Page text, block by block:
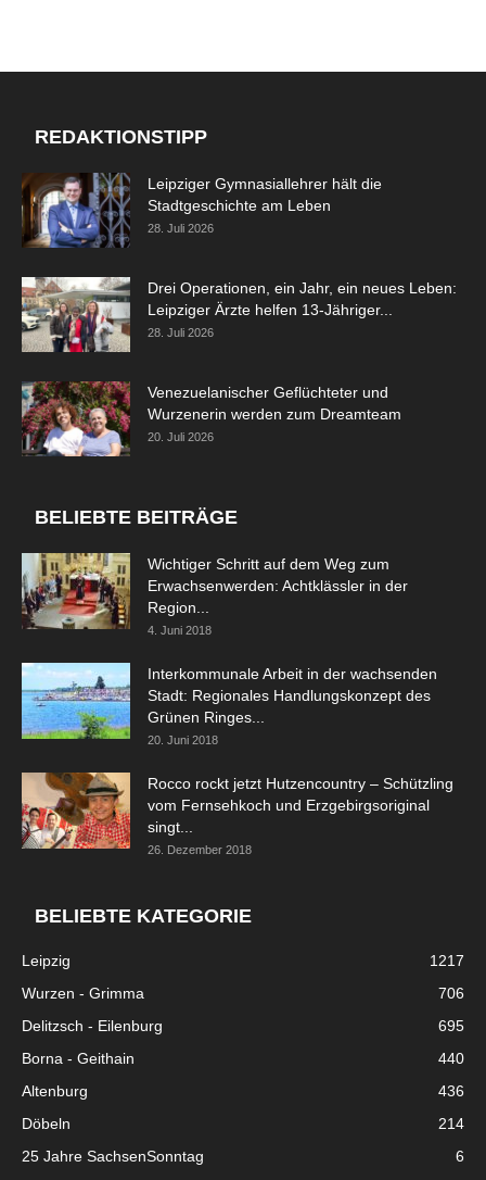
REDAKTIONSTIPP
Leipziger Gymnasiallehrer hält die
Stadtgeschichte am Leben
28. Juli 2026
Drei Operationen, ein Jahr, ein neues Leben:
Leipziger Ärzte helfen 13-Jähriger...
28. Juli 2026
Venezuelanischer Geflüchteter und
Wurzenerin werden zum Dreamteam
20. Juli 2026
BELIEBTE BEITRÄGE
Wichtiger Schritt auf dem Weg zum
Erwachsenwerden: Achtklässler in der
Region...
4. Juni 2018
Interkommunale Arbeit in der wachsenden
Stadt: Regionales Handlungskonzept des
Grünen Ringes...
20. Juni 2018
Rocco rockt jetzt Hutzencountry – Schützling
vom Fernsehkoch und Erzgebirgsoriginal
singt...
26. Dezember 2018
BELIEBTE KATEGORIE
Leipzig
1217
Wurzen - Grimma
706
Delitzsch - Eilenburg
695
Borna - Geithain
440
Altenburg
436
Döbeln
214
25 Jahre SachsenSonntag
6